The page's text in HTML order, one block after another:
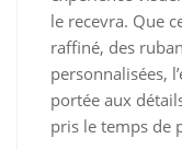
le recevra. Que
raffiné, des
personnalisées,
portée aux
pris le temps de